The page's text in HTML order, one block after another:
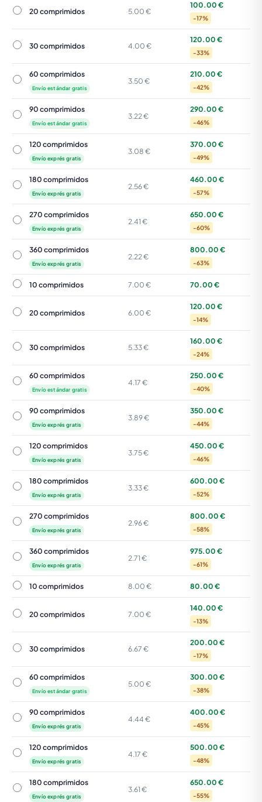
20 comprimidos
20 comprimidos 5.00 €
100.00 €
-17%
30 comprimidos
30 comprimidos 4.00 €
120.00 €
-33%
60 comprimidos
60 comprimidos
Envío estándar gratis
3.50 €
210.00 €
-42%
90 comprimidos
90 comprimidos
Envío estándar gratis
3.22 €
290.00 €
-46%
120 comprimidos
120 comprimidos
Envío exprés gratis
3.08 €
370.00 €
-49%
180 comprimidos
180 comprimidos
Envío exprés gratis
2.56 €
460.00 €
-57%
270 comprimidos
270 comprimidos
Envío exprés gratis
2.41 €
650.00 €
-60%
360 comprimidos
360 comprimidos
Envío exprés gratis
2.22 €
800.00 €
-63%
10 comprimidos
10 comprimidos 7.00 € 70.00 €
20 comprimidos
20 comprimidos 6.00 €
120.00 €
-14%
30 comprimidos
30 comprimidos 5.33 €
160.00 €
-24%
60 comprimidos
60 comprimidos
Envío estándar gratis
4.17 €
250.00 €
-40%
90 comprimidos
90 comprimidos
Envío exprés gratis
3.89 €
350.00 €
-44%
120 comprimidos
120 comprimidos
Envío exprés gratis
3.75 €
450.00 €
-46%
180 comprimidos
180 comprimidos
Envío exprés gratis
3.33 €
600.00 €
-52%
270 comprimidos
270 comprimidos
Envío exprés gratis
2.96 €
800.00 €
-58%
360 comprimidos
360 comprimidos
Envío exprés gratis
2.71 €
975.00 €
-61%
10 comprimidos
10 comprimidos 8.00 € 80.00 €
20 comprimidos
20 comprimidos 7.00 €
140.00 €
-13%
30 comprimidos
30 comprimidos 6.67 €
200.00 €
-17%
60 comprimidos
60 comprimidos
Envío estándar gratis
5.00 €
300.00 €
-38%
90 comprimidos
90 comprimidos
Envío exprés gratis
4.44 €
400.00 €
-45%
120 comprimidos
120 comprimidos
Envío exprés gratis
4.17 €
500.00 €
-48%
180 comprimidos
180 comprimidos
Envío exprés gratis
3.61 €
650.00 €
-55%